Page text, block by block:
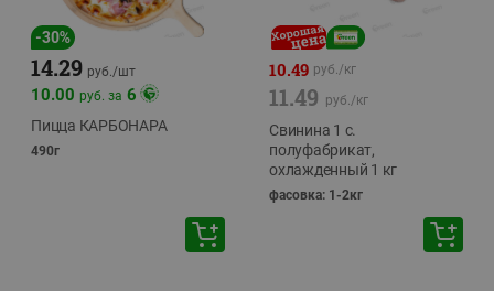
-30%
14.29 руб./шт
10.00 руб. за 6
Пицца КАРБОНАРА
490г
10.49 руб./кг
11.49 руб./кг
Свинина 1 с.
полуфабрикат,
охлажденный 1 кг
фасовка: 1-2кг